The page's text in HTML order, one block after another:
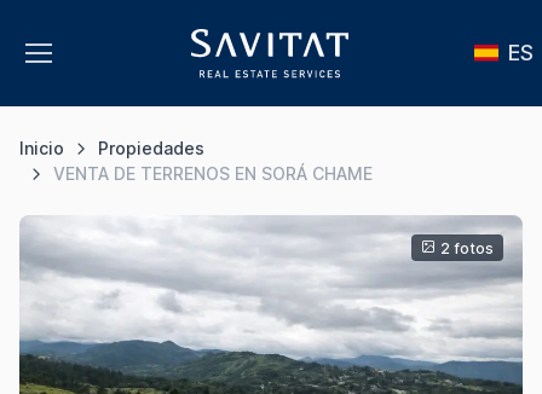
ES
Inicio
Propiedades
VENTA DE TERRENOS EN SORÁ CHAME
2 fotos